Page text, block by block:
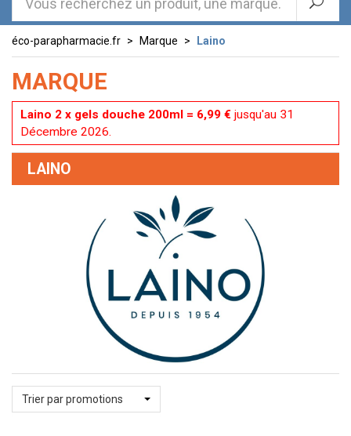
éco-parapharmacie.fr Marque Laino
MARQUE
Laino 2 x gels douche 200ml = 6,99 € jusqu'au 31
Décembre 2026.
LAINO
Trier par promotions